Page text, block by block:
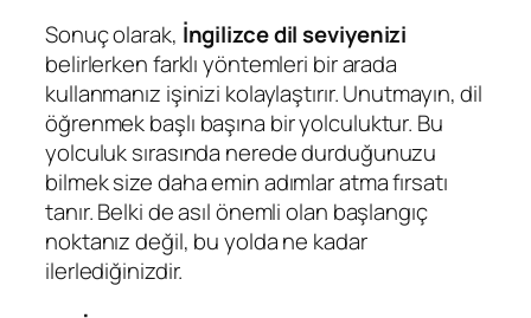
Sonuç olarak, İngilizce dil seviyenizi
belirlerken farklı yöntemleri bir arada
kullanmanız işinizi kolaylaştırır. Unutmayın, dil
öğrenmek başlı başına bir yolculuktur. Bu
yolculuk sırasında nerede durduğunuzu
bilmek size daha emin adımlar atma fırsatı
tanır. Belki de asıl önemli olan başlangıç
noktanız değil, bu yolda ne kadar
ilerlediğinizdir.